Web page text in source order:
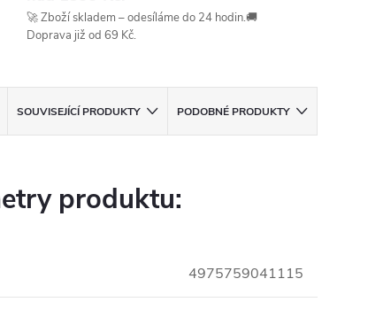
🚀 Zboží skladem – odesíláme do 24 hodin.🚚
Doprava již od 69 Kč.
SOUVISEJÍCÍ PRODUKTY PODOBNÉ PRODUKTY
produktu:
4975759041115